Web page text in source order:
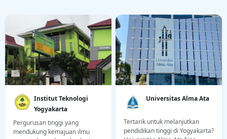
Institut Teknologi
Yogyakarta
Pergurusan tinggi yang
mendukung kemajuan ilmu
Universitas Alma Ata
Tertarik untuk melanjutkan
pendidikan tinggi di Yogyakarta?